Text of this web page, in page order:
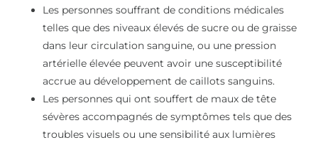
Les personnes souffrant de conditions médicales
telles que des niveaux élevés de sucre ou de graisse
dans leur circulation sanguine, ou une pression
artérielle élevée peuvent avoir une susceptibilité
accrue au développement de caillots sanguins.
Les personnes qui ont souffert de maux de tête
sévères accompagnés de symptômes tels que des
troubles visuels ou une sensibilité aux lumières